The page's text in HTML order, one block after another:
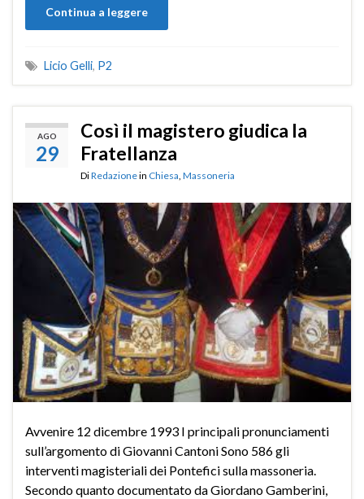
Continua a leggere
Licio Gelli, P2
AGO
29
Così il magistero giudica la
Fratellanza
DiRedazionein Chiesa, Massoneria
Avvenire 12 dicembre 1993 I principali pronunciamenti
sull’argomento di Giovanni Cantoni Sono 586 gli
interventi magisteriali dei Pontefici sulla massoneria.
Secondo quanto documentato da Giordano Gamberini,